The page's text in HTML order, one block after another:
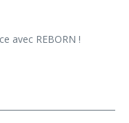
avec REBORN !